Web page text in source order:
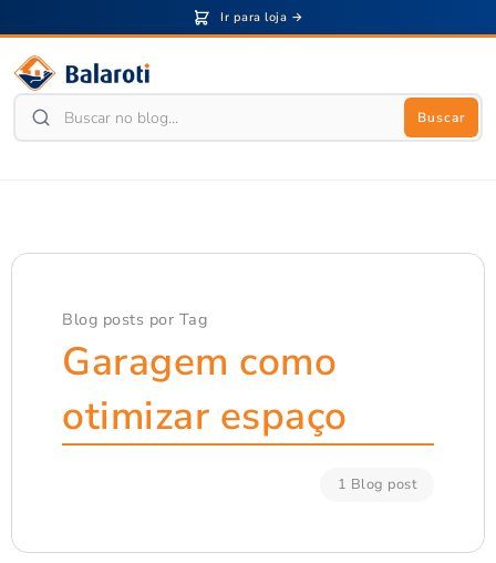
Ir para loja →
Buscar
Blog posts por Tag
Garagem como
otimizar espaço
1 Blog post